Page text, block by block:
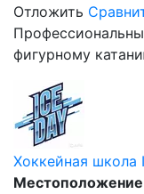
Отложить
фигурному
Хоккейная школа
Местоположение